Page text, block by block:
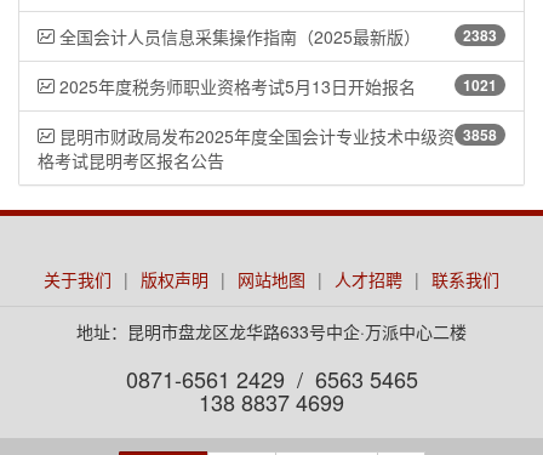
2383
全国会计人员信息采集操作指南（2025最新版） ​
1021
2025年度税务师职业资格考试5月13日开始报名
3858
昆明市财政局发布2025年度全国会计专业技术中级资
格考试昆明考区报名公告
关于我们 | 版权声明 | 网站地图 | 人才招聘 | 联系我们
地址：昆明市盘龙区龙华路633号中企·万派中心二楼
0871-6561 2429 / 6563 5465
138 8837 4699